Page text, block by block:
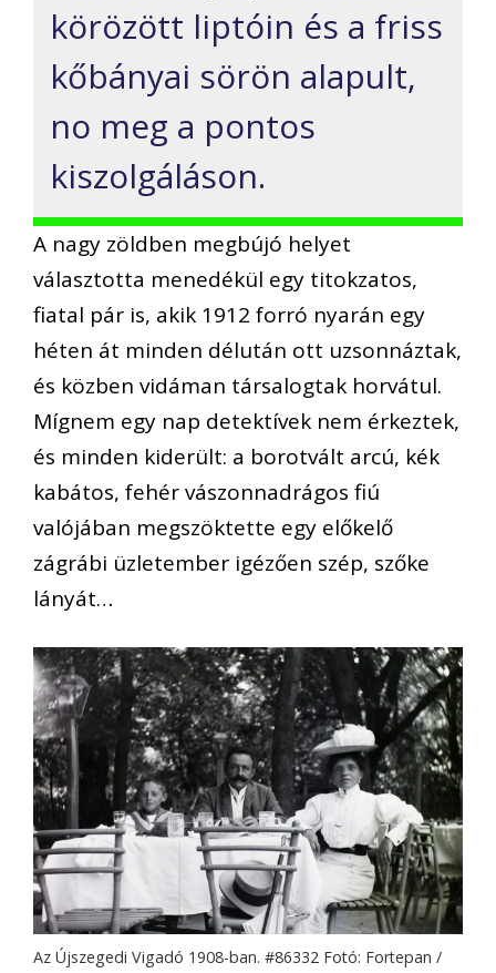
körözött liptóin és a friss
kőbányai sörön alapult,
no meg a pontos
kiszolgáláson.
A nagy zöldben megbújó helyet
választotta menedékül egy titokzatos,
fiatal pár is, akik 1912 forró nyarán egy
héten át minden délután ott uzsonnáztak,
és közben vidáman társalogtak horvátul.
Mígnem egy nap detektívek nem érkeztek,
és minden kiderült: a borotvált arcú, kék
kabátos, fehér vászonnadrágos fiú
valójában megszöktette egy előkelő
zágrábi üzletember igézően szép, szőke
lányát…
Az Újszegedi Vigadó 1908-ban. #86332 Fotó: Fortepan /